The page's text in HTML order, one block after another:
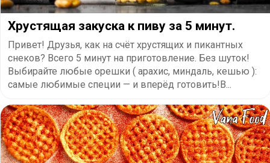
Хрустящая закуска к пиву за 5 минут.
Привет! Друзья, как на счёт хрустящих и пикантных
снеков? Всего 5 минут на приготовление. Без шуток!
Выбирайте любые орешки ( арахис, миндаль, кешью ):
самые любимые специи — и вперёд готовить!В...